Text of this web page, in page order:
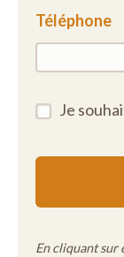
Téléphone
Je
En cliquant sur